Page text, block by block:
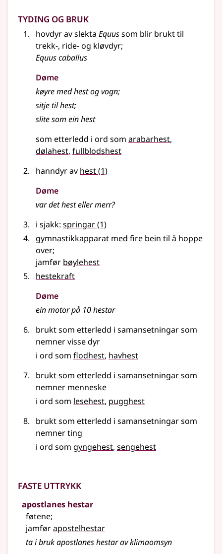
Tyding og bruk
hovdyr av slekta Equussom blir brukt til
trekk-, ride- og kløvdyr;
Equus caballus
Døme
køyre med hest og vogn;
sitje til hest;
slite som ein hest
som etterledd i ord som arabarhest
dølahest fullblodshest
hanndyr av hest(1)
Døme
var det hest eller merr?
i sjakk: springar(1)
gymnastikkapparat med fire bein til å hoppe
over;
jamfør bøylehest
hestekraft
Døme
ein motor på 10 hestar
brukt som etterledd i samansetningar som
nemner visse dyr
i ord som flodhest havhest
brukt som etterledd i samansetningar som
nemner menneske
i ord som lesehest pugghest
brukt som etterledd i samansetningar som
nemner ting
i ord som gyngehest sengehest
Faste uttrykk
apostlanes hestar
føtene;
jamførapostelhestar
ta i bruk apostlanes hestar av klimaomsyn